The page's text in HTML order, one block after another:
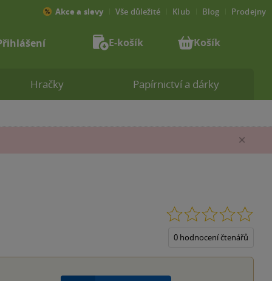
0 hodnocení čtenářů
Hračky Papírnictví a dárky
Akce a slevy Vše důležité Klub Blog Prodejny
E-košík Košík